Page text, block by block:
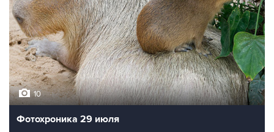
10
Фотохроника 29 июля